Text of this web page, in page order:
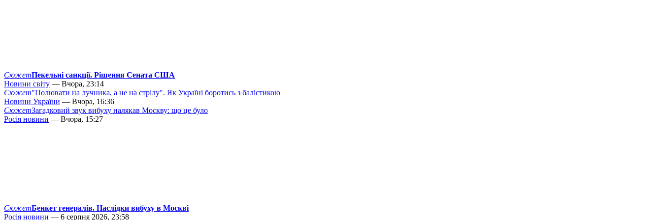
СюжетПекельні санкції. Рішення Сената США
Новини світу — Вчора, 23:14
Сюжет"Полювати на лучника, а не на стрілу". Як Україні боротись з балістикою
Новини України — Вчора, 16:36
СюжетЗагадковий звук вибуху налякав Москву: що це було
Росія новини — Вчора, 15:27
СюжетБенкет генералів. Наслідки вибуху в Москві
Росія новини — 6 серпня 2026, 23:58